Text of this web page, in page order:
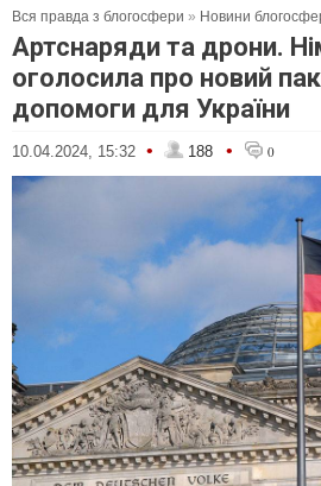
Вся правда з блогосфери » Новини
Артснаряди та дрони.
оголосила про новий
допомоги для України
10.04.2024, 15:32 • 188 • 0